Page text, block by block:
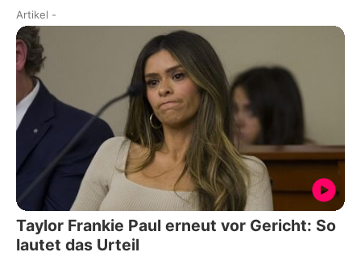
Artikel -
Taylor Frankie Paul erneut vor Gericht: So
lautet das Urteil